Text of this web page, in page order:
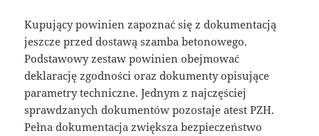
Kupujący powinien zapoznać się z dokumentacją
jeszcze przed dostawą szamba betonowego.
Podstawowy zestaw powinien obejmować
deklarację zgodności oraz dokumenty opisujące
parametry techniczne. Jednym z najczęściej
sprawdzanych dokumentów pozostaje atest PZH.
Pełna dokumentacja zwiększa bezpieczeństwo